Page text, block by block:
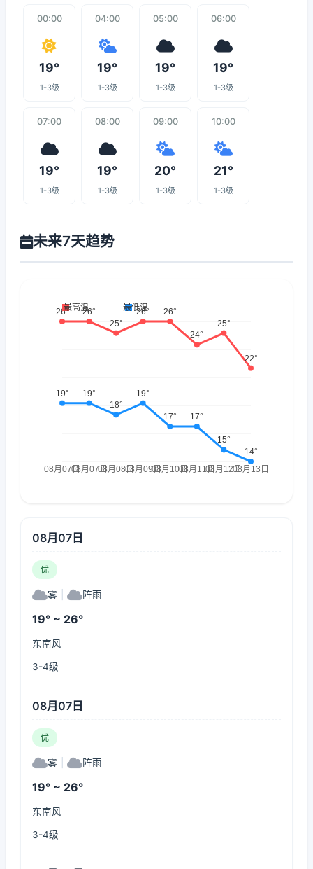
00:00
19°
1-3级
04:00
19°
1-3级
05:00
19°
1-3级
06:00
19°
1-3级
07:00
19°
1-3级
08:00
19°
1-3级
09:00
20°
1-3级
10:00
21°
1-3级
未来7天趋势
08月07日
优
雾 阵雨
19° ~ 26°
东南风
3-4级
08月07日
优
雾 阵雨
19° ~ 26°
东南风
3-4级